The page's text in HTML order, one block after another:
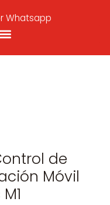
Whatsapp
de
Móvil